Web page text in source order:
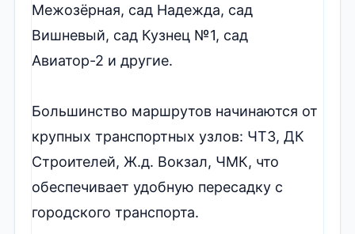
Межозёрная, сад Надежда, сад
Вишневый, сад Кузнец №1, сад
Авиатор-2 и другие.
Большинство маршрутов начинаются от
крупных транспортных узлов: ЧТЗ, ДК
Строителей, Ж.д. Вокзал, ЧМК, что
обеспечивает удобную пересадку с
городского транспорта.